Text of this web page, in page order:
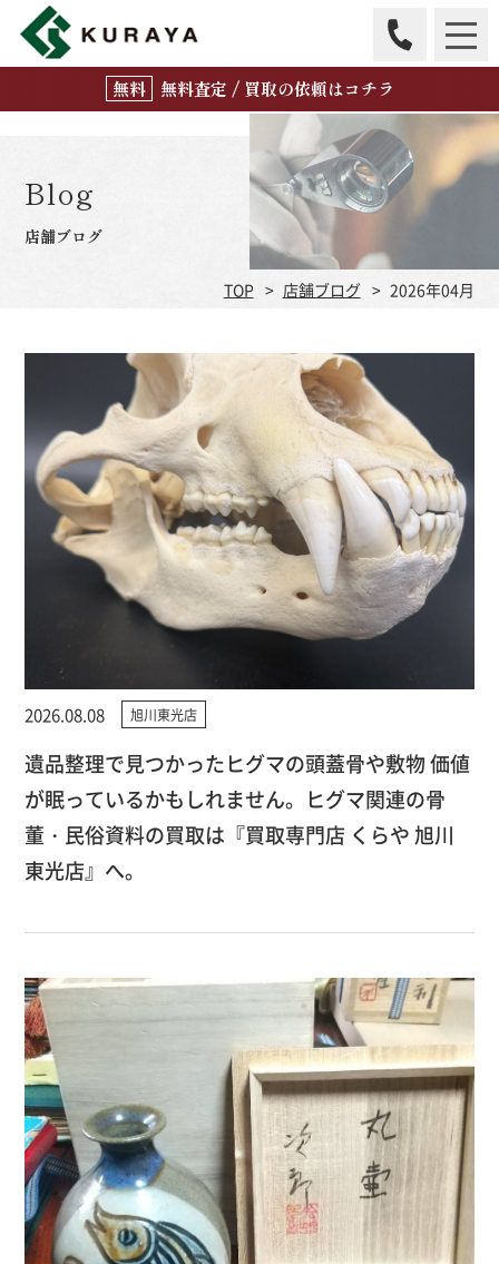
無料査定 / 買取の依頼はコチラ
Blog
店舗ブログ
TOP 店舗ブログ 2026年04月
2026.08.08 旭川東光店
遺品整理で見つかったヒグマの頭蓋骨や敷物 価値
が眠っているかもしれません。ヒグマ関連の骨
董・民俗資料の買取は『買取専門店 くらや 旭川
東光店』へ。